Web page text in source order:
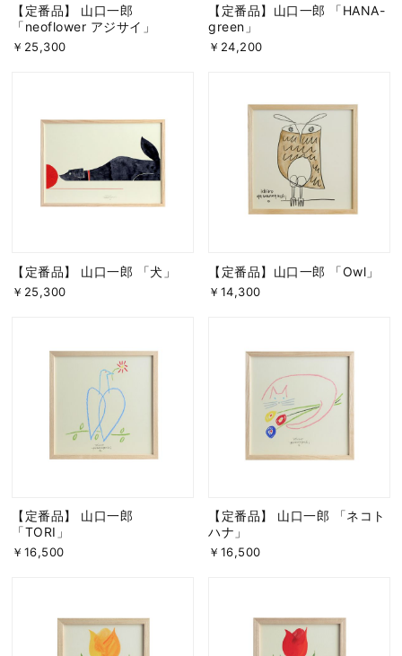
【定番品】 山口一郎
「neoflower アジサイ」
￥25,300
【定番品】山口一郎 「HANA-
green」
￥24,200
【定番品】 山口一郎 「犬」
￥25,300
【定番品】山口一郎 「Owl」
￥14,300
【定番品】 山口一郎
「TORI」
￥16,500
【定番品】 山口一郎 「ネコト
ハナ」
￥16,500